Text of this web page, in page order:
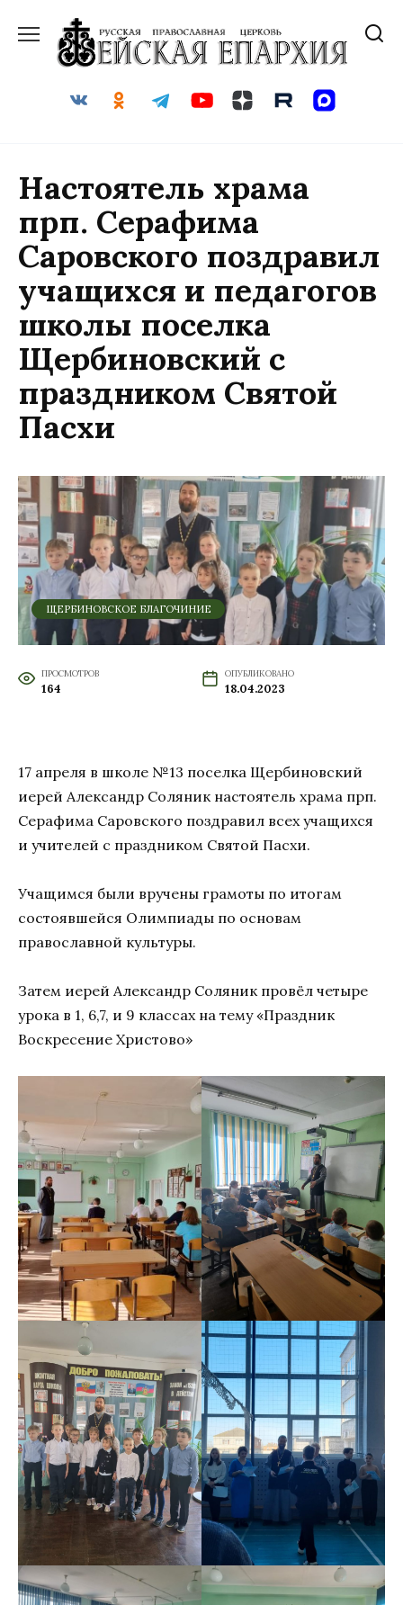
содержанию
Настоятель храма
прп. Серафима
Саровского поздравил
учащихся и педагогов
школы поселка
Щербиновский с
праздником Святой
Пасхи
ЩЕРБИНОВСКОЕ БЛАГОЧИНИЕ
ПРОСМОТРОВ
164
ОПУБЛИКОВАНО
18.04.2023
17 апреля в школе №13 поселка Щербиновский
иерей Александр Соляник настоятель храма прп.
Серафима Саровского поздравил всех учащихся
и учителей с праздником Святой Пасхи.
Учащимся были вручены грамоты по итогам
состоявшейся Олимпиады по основам
православной культуры.
Затем иерей Александр Соляник провёл четыре
урока в 1, 6,7, и 9 классах на тему «Праздник
Воскресение Христово»